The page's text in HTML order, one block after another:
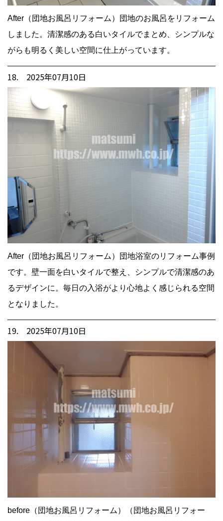
After（団地お風呂リフォーム）団地のお風呂をリフォーム
しました。清潔感のある白いタイルでまとめ、シンプルな
がらも明るく美しい空間に仕上がっています。
18. 2025年07月10日
After（団地お風呂リフォーム）団地浴室のリフォーム事例
です。壁一面を白いタイルで整え、シンプルで清潔感のあ
るデザインに。毎日の入浴がより心地よく感じられる空間
となりました。
19. 2025年07月10日
before（団地お風呂リフォーム）（団地お風呂リフォー